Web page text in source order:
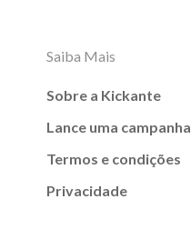
Saiba Mais
Sobre a Kickante
Lance uma campanha
Termos e condições
Privacidade